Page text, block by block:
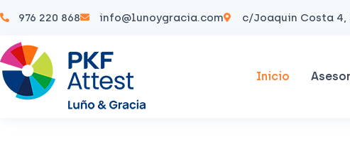
976 220 868 info@lunoygracia.com c/Joaquin Costa
Inicio